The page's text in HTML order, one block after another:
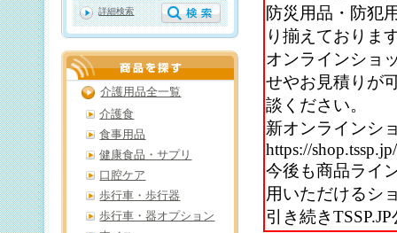
防災用品・防犯
り揃えておりま
オンラインショ
せやお見積りが
談ください。
新オンラインシ
https://shop.tssp.jp/
今後も商品ライ
用いただけるシ
引き続き
詳細検索
介護用品全一覧
介護食
食事用品
健康食品・サプリ
口腔ケア
歩行車・歩行器
歩行車・器オプション